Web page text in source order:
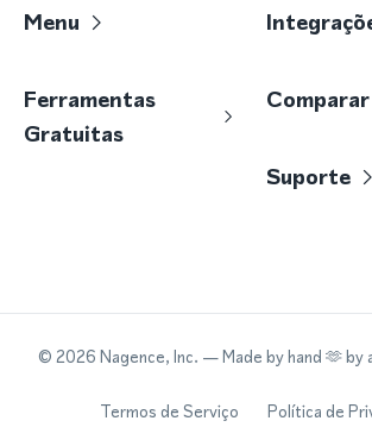
Menu
Ferramentas
Gratuitas
Comparar
Suporte
© 2026 Nagence, Inc. — Made by hand 🫶 by
Termos de Serviço Política de